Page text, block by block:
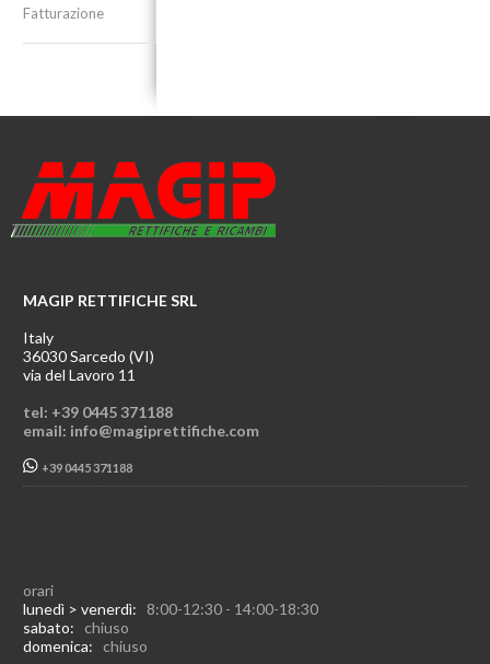
Fatturazione
MAGIP RETTIFICHE SRL
Italy
36030 Sarcedo (VI)
via del Lavoro 11
tel: +39 0445 371188
email: info@magiprettifiche.com
+39 0445 371188
orari
lunedì > venerdì: 8:00-12:30 - 14:00-18:30
sabato: chiuso
domenica: chiuso